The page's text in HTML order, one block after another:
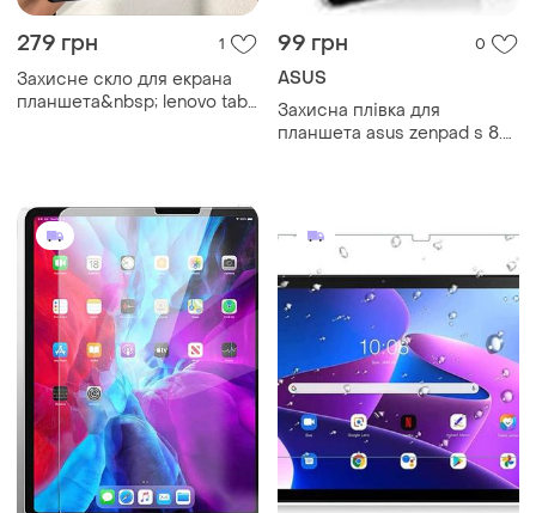
279 грн 1
Захисне скло для екрана
планшета&nbsp; lenovo tab
99 грн 0
ASUS
Захисна плівка для
планшета asus zenpad s 8.0